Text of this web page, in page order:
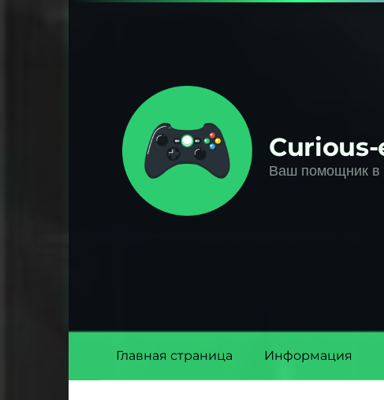
Curious-
Ваш помощник в
Главная страница Информация